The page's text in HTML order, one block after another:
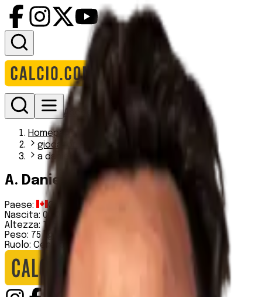
Accedi
Homepage
giocatori
a daniels
A. Daniels
Paese:
Canada
Nascita: 06 09 1998
Altezza: 175 cm
Peso: 75 kg
Ruolo: Centrocampista